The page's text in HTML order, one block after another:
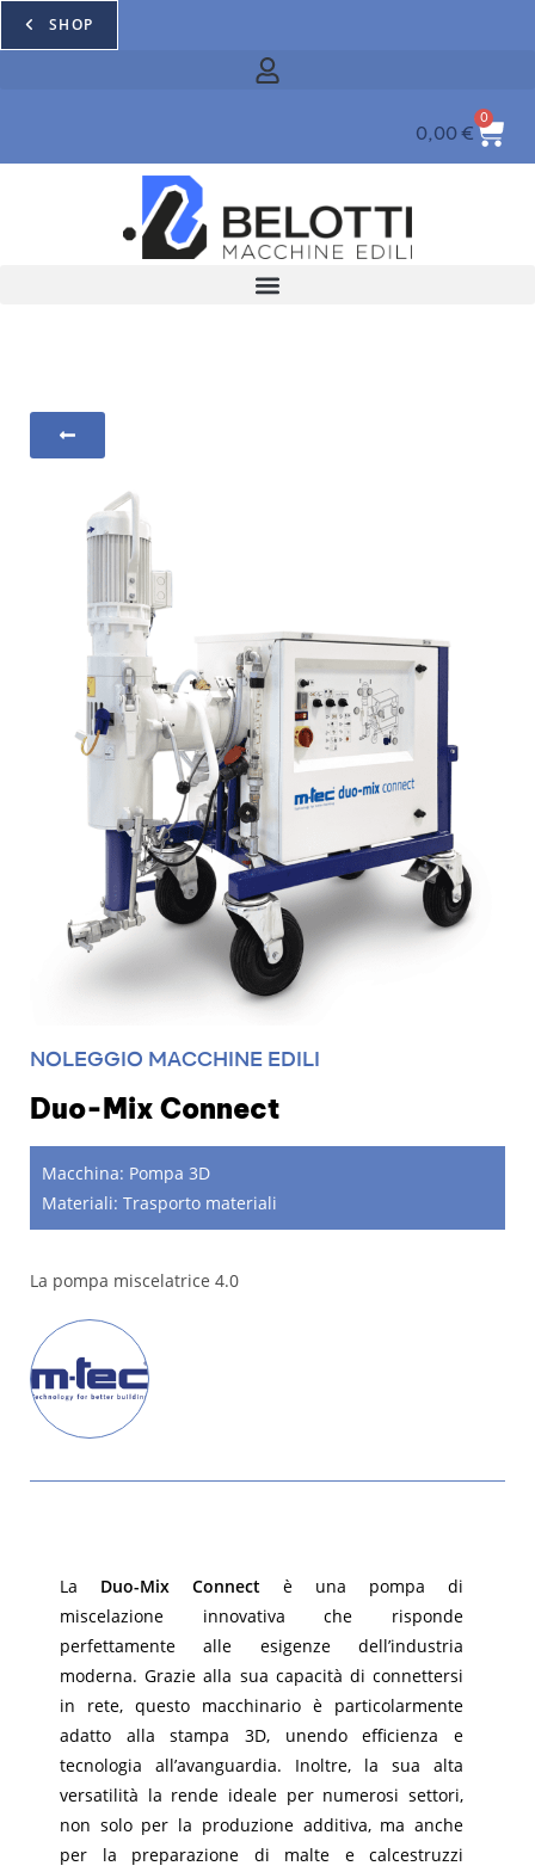
SHOP
0,00€
0
NOLEGGIO MACCHINE EDILI
Duo-Mix Connect
Macchina: Pompa 3D
Materiali: Trasporto materiali
La pompa miscelatrice 4.0
La Duo-Mix Connect è una pompa di
miscelazione innovativa che risponde
perfettamente alle esigenze dell’industria
moderna. Grazie alla sua capacità di connettersi
in rete, questo macchinario è particolarmente
adatto alla stampa 3D, unendo efficienza e
tecnologia all’avanguardia. Inoltre, la sua alta
versatilità la rende ideale per numerosi settori,
non solo per la produzione additiva, ma anche
per la preparazione di malte e calcestruzzi